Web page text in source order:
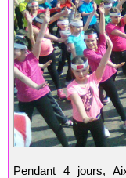
Pendant 4 jours, Aix les Bains a vibré au rythme de la